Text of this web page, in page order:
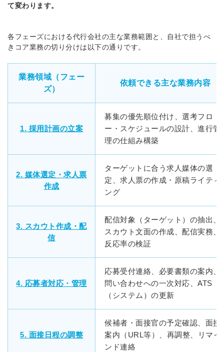
て変わります。
各フェーズにおける代行会社の主な業務範囲と、自社で担うべ
きコア業務の切り分けは以下の通りです。
業務領域（フェー
ズ）
依頼できる主な業務内容
1. 採用計画の立案
募集の優先順位付け、選考フロ
ー・スケジュールの設計、進行管
理の仕組み構築
2. 媒体選定・求人票
作成
ターゲットに合う求人媒体の選
定、求人票の作成・原稿ライティ
ング
3. スカウト作成・配
信
配信対象（ターゲット）の抽出、
スカウト文面の作成、配信実務、
反応率の検証
4. 応募者対応・管理
応募受付連絡、必要書類の案内、
問い合わせへの一次対応、ATS
（システム）の更新
5. 面接日程の調整
候補者・面接官の予定確認、面接
案内（URL等）、再調整、リマイ
ンド連絡